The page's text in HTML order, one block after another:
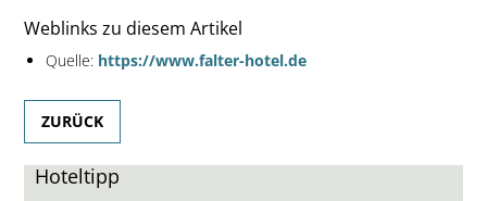
Weblinks zu diesem Artikel
Quelle: https://www.falter-hotel.de
ZURÜCK
Hoteltipp